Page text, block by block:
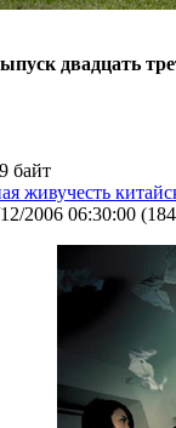
двадцать
байт
живучесть
2006 06:30:00 (